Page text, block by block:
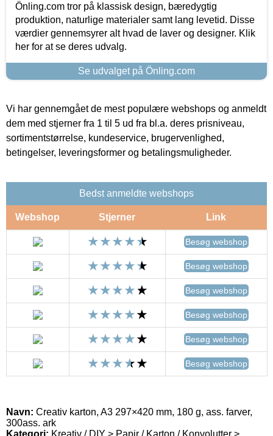
Önling.com tror på klassisk design, bæredygtig
produktion, naturlige materialer samt lang levetid. Disse
værdier gennemsyrer alt hvad de laver og designer. Klik
her for at se deres udvalg.
Se udvalget på Önling.com
Vi har gennemgået de mest populære webshops og anmeldt
dem med stjerner fra 1 til 5 ud fra bl.a. deres prisniveau,
sortimentstørrelse, kundeservice, brugervenlighed,
betingelser, leveringsformer og betalingsmuligheder.
Bedst anmeldte webshops
Webshop Stjerner Link
Besøg webshop
Besøg webshop
Besøg webshop
Besøg webshop
Besøg webshop
Besøg webshop
Navn: Creativ karton, A3 297×420 mm, 180 g, ass. farver,
300ass. ark
Kategori: Kreativ / DIY > Papir / Karton / Konvolutter >